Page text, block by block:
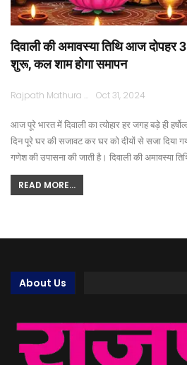
दिवाली की अमावस्या तिथि आज दोपहर
शुरू, कल शाम होगा समापन
Rajpath Mathura Oct 31, 2024
आज पूरे भारत में दिवाली का त्योहार हर जगह बड़े ही
दिन पूरे घर की सजावट कर घर को दीयों से सजा दिया
गणेश की उपासना की जाती है। दिवाली की अमावस्या
READ MORE...
About Us